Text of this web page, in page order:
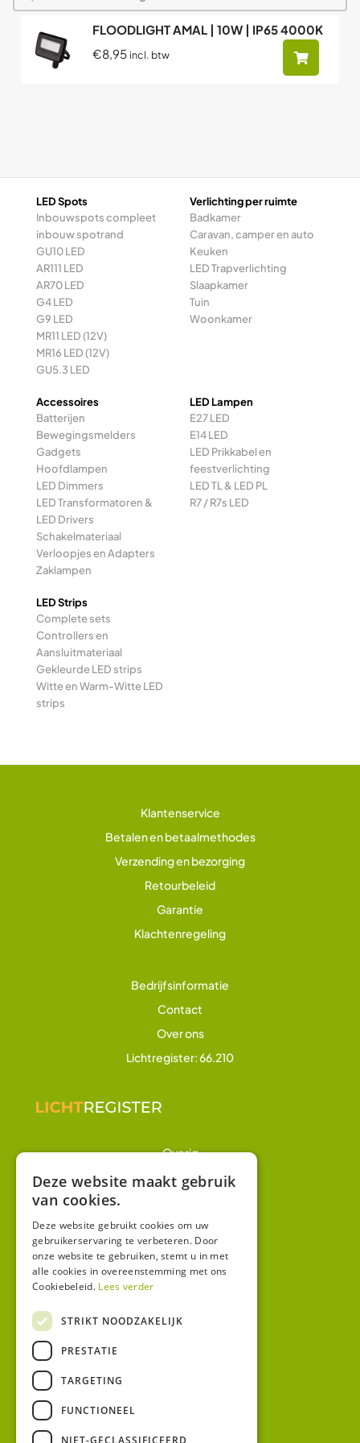
FLOODLIGHT AMAL | 10W | IP65 4000K
€8,95 incl. btw
LED Spots
Inbouwspots compleet
inbouw spotrand
GU10 LED
AR111 LED
AR70 LED
G4 LED
G9 LED
MR11 LED (12V)
MR16 LED (12V)
GU5.3 LED
Verlichting per ruimte
Badkamer
Caravan, camper en auto
Keuken
LED Trapverlichting
Slaapkamer
Tuin
Woonkamer
Accessoires
Batterijen
Bewegingsmelders
Gadgets
Hoofdlampen
LED Dimmers
LED Transformatoren &
LED Drivers
Schakelmateriaal
Verloopjes en Adapters
Zaklampen
LED Lampen
E27 LED
E14 LED
LED Prikkabel en
feestverlichting
LED TL & LED PL
R7 / R7s LED
LED Strips
Complete sets
Controllers en
Aansluitmateriaal
Gekleurde LED strips
Witte en Warm-Witte LED
strips
Klantenservice
Betalen en betaalmethodes
Verzending en bezorging
Retourbeleid
Garantie
Klachtenregeling
Bedrijfsinformatie
Contact
Over ons
Lichtregister: 66.210
Overig
Winkel
Algemene voorwaarden
Privacy
Bezoekadres:
Deze website maakt gebruik
van cookies.
Deze website gebruikt cookies om uw
gebruikerservaring te verbeteren. Door
onze website te gebruiken, stemt u in met
alle cookies in overeenstemming met ons
Cookiebeleid. Lees verder
STRIKT NOODZAKELIJK
PRESTATIE
TARGETING
FUNCTIONEEL
NIET-GECLASSIFICEERD